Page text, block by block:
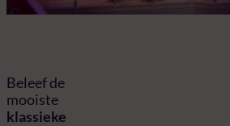
Beleef de
mooiste
klassieke